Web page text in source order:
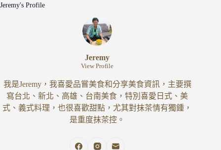
Jeremy's Profile
Jeremy
View Profile
我是Jeremy，我喜愛品嘗美食和分享美食資訊，主要撰
寫台北、新北、高雄、台南美食，特別喜愛日式、美
式、義式料理，也很喜歡甜點，尤其對抹茶情有獨鍾，
是重度抹茶控。